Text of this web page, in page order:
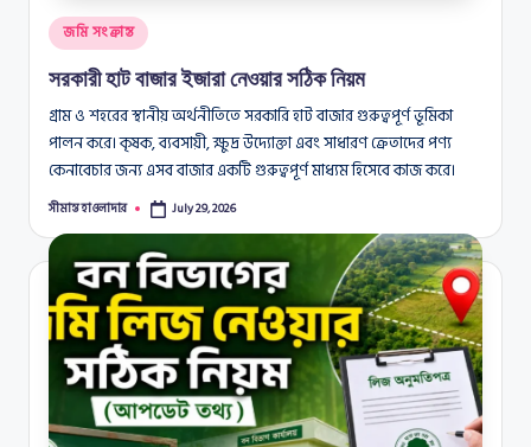
Posted
in
জমি সংক্রান্ত
সরকারী হাট বাজার ইজারা নেওয়ার সঠিক নিয়ম
গ্রাম ও শহরের স্থানীয় অর্থনীতিতে সরকারি হাট বাজার গুরুত্বপূর্ণ ভূমিকা
পালন করে। কৃষক, ব্যবসায়ী, ক্ষুদ্র উদ্যোক্তা এবং সাধারণ ক্রেতাদের পণ্য
কেনাবেচার জন্য এসব বাজার একটি গুরুত্বপূর্ণ মাধ্যম হিসেবে কাজ করে।
Posted
সীমান্ত হাওলাদার July 29, 2026